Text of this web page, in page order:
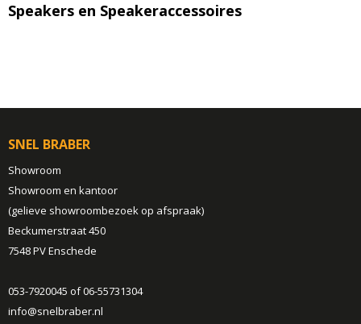
Speakers en Speakeraccessoires
SNEL BRABER
Showroom
Showroom en kantoor
(gelieve showroombezoek op afspraak)
Beckumerstraat 450
7548 PV Enschede
053-7920045 of 06-55731304
info@snelbraber.nl